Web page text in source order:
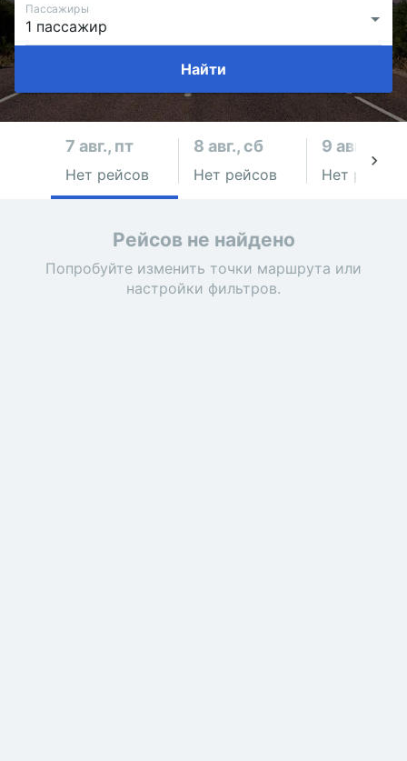
Пассажиры
Найти
7 авг., пт
Нет рейсов
8 авг., сб
Нет рейсов
9 авг., вс
Нет рейсов
Рейсов не найдено
Попробуйте изменить точки маршрута или
настройки фильтров.